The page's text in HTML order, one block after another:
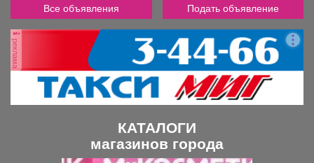
Все объявления Подать объявление
реклама
КАТАЛОГИ
магазинов города